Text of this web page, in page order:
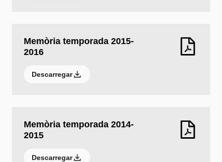
Memòria temporada 2015-
2016
Descarregar
Memòria temporada 2014-
2015
Descarregar